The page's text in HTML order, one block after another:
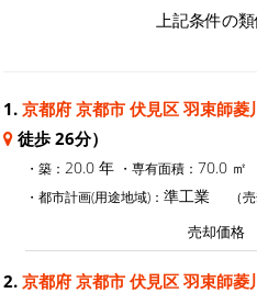
上記条件の
1. 京都府 京都市 伏見区 羽束師菱
徒歩 26分）
・築： 20.0 年 ・専有面積： 70.0 ㎡
・都市計画(用途地域)： 準工業 （
売却価格
2. 京都府 京都市 伏見区 羽束師菱